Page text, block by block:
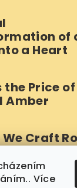
Více
of
a Heart
the Price of
Amber
We Craft